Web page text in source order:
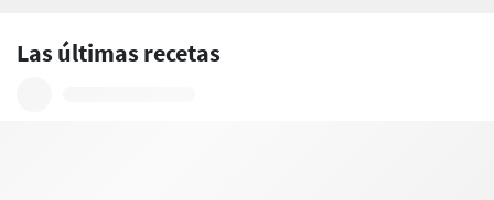
Las últimas recetas